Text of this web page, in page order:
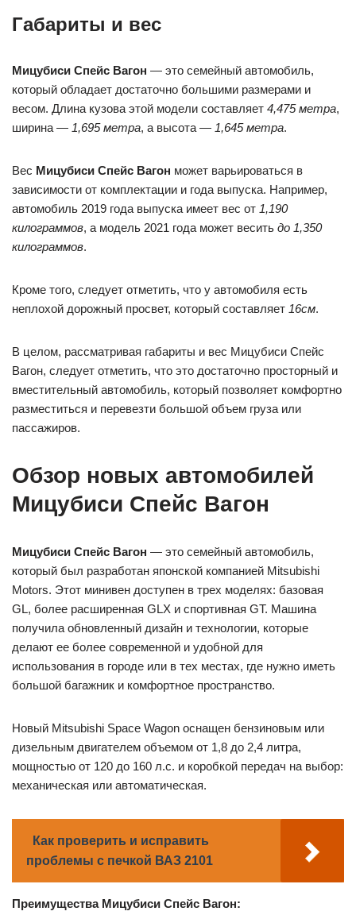
Габариты и вес
Мицубиси Спейс Вагон — это семейный автомобиль,
который обладает достаточно большими размерами и
весом. Длина кузова этой модели составляет 4,475 метра,
ширина — 1,695 метра, а высота — 1,645 метра.
Вес Мицубиси Спейс Вагон может варьироваться в
зависимости от комплектации и года выпуска. Например,
автомобиль 2019 года выпуска имеет вес от 1,190
килограммов, а модель 2021 года может весить до 1,350
килограммов.
Кроме того, следует отметить, что у автомобиля есть
неплохой дорожный просвет, который составляет 16см.
В целом, рассматривая габариты и вес Мицубиси Спейс
Вагон, следует отметить, что это достаточно просторный и
вместительный автомобиль, который позволяет комфортно
разместиться и перевезти большой объем груза или
пассажиров.
Обзор новых автомобилей
Мицубиси Спейс Вагон
Мицубиси Спейс Вагон — это семейный автомобиль,
который был разработан японской компанией Mitsubishi
Motors. Этот минивен доступен в трех моделях: базовая
GL, более расширенная GLX и спортивная GT. Машина
получила обновленный дизайн и технологии, которые
делают ее более современной и удобной для
использования в городе или в тех местах, где нужно иметь
большой багажник и комфортное пространство.
Новый Mitsubishi Space Wagon оснащен бензиновым или
дизельным двигателем объемом от 1,8 до 2,4 литра,
мощностью от 120 до 160 л.с. и коробкой передач на выбор:
механическая или автоматическая.
Как проверить и исправить
проблемы с печкой ВАЗ 2101
Преимущества Мицубиси Спейс Вагон: